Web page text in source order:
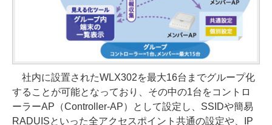
社内に設置されたWLX302を最大16台までグループ化
することが可能となっており、その中の1台をコントロ
ーラーAP（Controller-AP）として設定し、SSIDや簡易
RADUISといった全アクセスポイント共通の設定や、IP